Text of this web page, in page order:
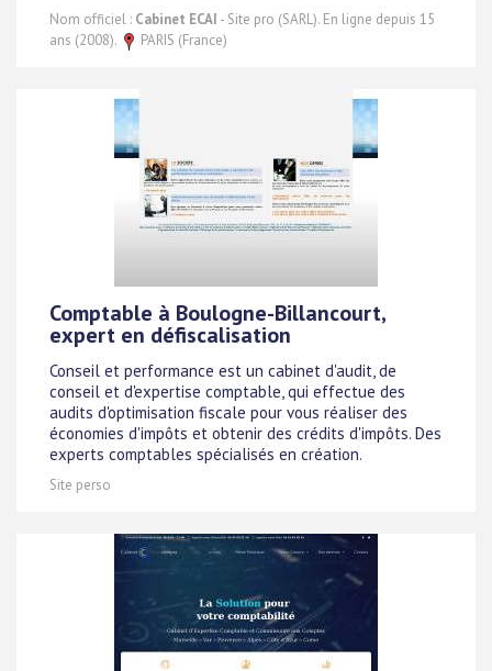
Nom officiel : Cabinet ECAI - Site pro (SARL). En ligne depuis 15
ans (2008).
PARIS (France)
Comptable à Boulogne-Billancourt,
expert en défiscalisation
Conseil et performance est un cabinet d'audit, de
conseil et d'expertise comptable, qui effectue des
audits d'optimisation fiscale pour vous réaliser des
économies d'impôts et obtenir des crédits d'impôts. Des
experts comptables spécialisés en création.
Site perso